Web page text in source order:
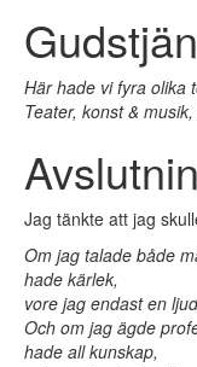
Här hade vi fyra olika
Teater, konst &
Jag tänkte att jag
Om jag talade både
hade kärlek,
vore jag endast en
Och om jag ägde
hade all kunskap,